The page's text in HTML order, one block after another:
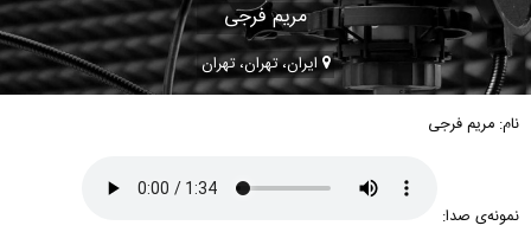
مریم فرجی
ایران، تهران، تهران
نام: مریم فرجی
نمونه‌ی صدا: